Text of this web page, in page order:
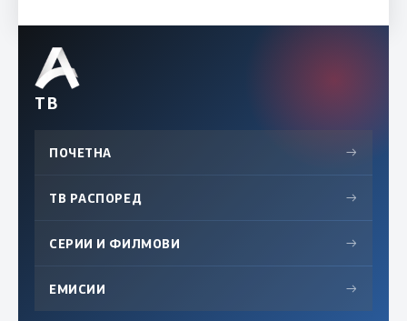
ТВ
ПОЧЕТНА →
ТВ РАСПОРЕД →
СЕРИИ И ФИЛМОВИ →
ЕМИСИИ →